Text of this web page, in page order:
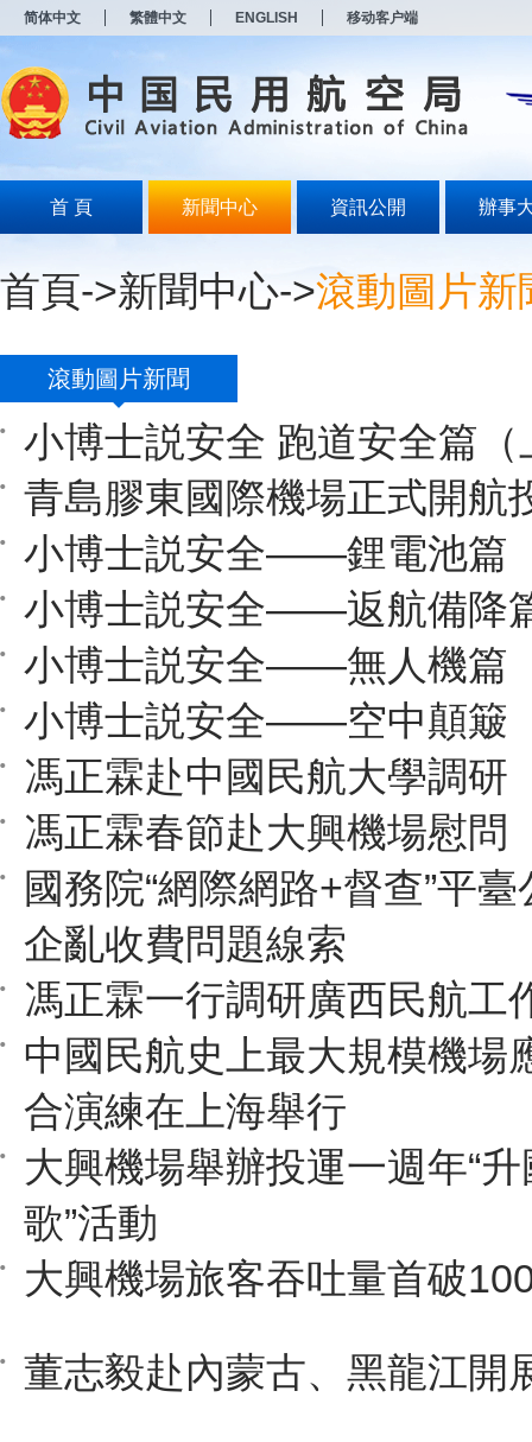
简体中文 繁體中文 ENGLISH 移动客户端
首 頁 新聞中心 資訊公開 辦事
首頁->新聞中心->滾動圖片新
滾動圖片新聞
小博士説安全 跑道安全篇（
青島膠東國際機場正式開航
小博士説安全——鋰電池篇
小博士説安全——返航備降
小博士説安全——無人機篇
小博士説安全——空中顛簸
馮正霖赴中國民航大學調研
馮正霖春節赴大興機場慰問
國務院“網際網路+督查”平
企亂收費問題線索
馮正霖一行調研廣西民航工
中國民航史上最大規模機場
合演練在上海舉行
大興機場舉辦投運一週年“
歌”活動
大興機場旅客吞吐量首破
董志毅赴內蒙古、黑龍江開
打
开
无
障
说
Alt
加
导